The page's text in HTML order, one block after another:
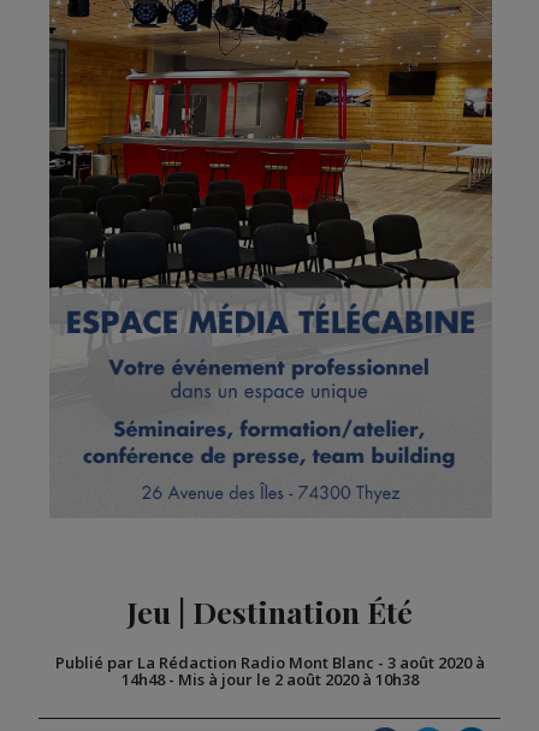
Jeu | Destination Été
Publié par La Rédaction Radio Mont Blanc - 3 août 2020 à
14h48- Mis à jour le 2 août 2020 à 10h38